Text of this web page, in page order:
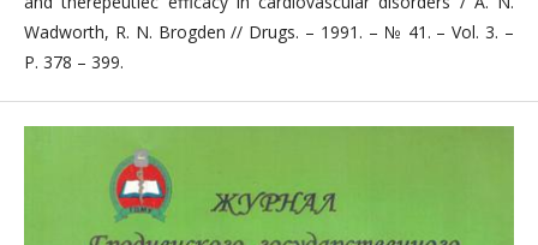
Wadworth, R. N. Brogden // Drugs. – 1991. – № 41. – Vol. 3. –
P. 378 – 399.